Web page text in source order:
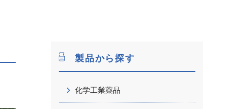
製品から探す
化学工業薬品